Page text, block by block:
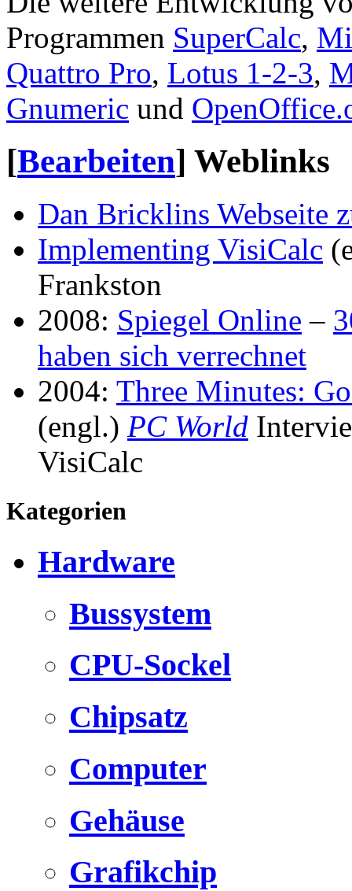
Programmen SuperCalc,
Quattro Pro, Lotus 1-2-3,
Gnumeric und
[Bearbeiten] Weblinks
Dan Bricklins Webseite
Implementing VisiCalc
Frankston
2008: Spiegel Online –
haben sich verrechnet
2004: Three Minutes:
(engl.) PC World
VisiCalc
Kategorien
Hardware
Bussystem
CPU-Sockel
Chipsatz
Computer
Gehäuse
Grafikchip